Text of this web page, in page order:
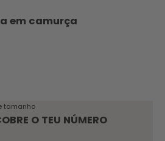
em camurça
tamanho
O TEU NÚMERO